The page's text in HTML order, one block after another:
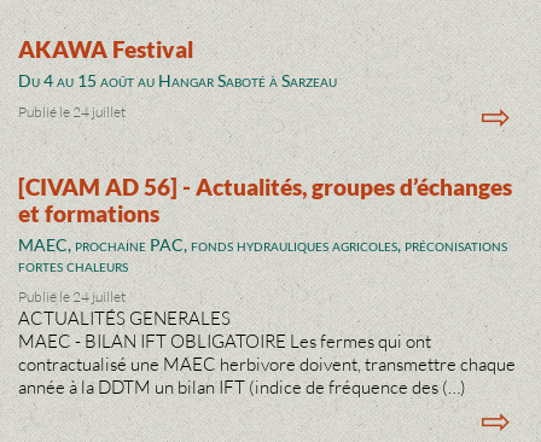
AKAWA Festival
Du 4 au 15 août au Hangar Saboté à Sarzeau
Publié le 24 juillet ⇨
[CIVAM AD 56] - Actualités, groupes d’échanges
et formations
MAEC, prochaine PAC, fonds hydrauliques agricoles, préconisations
fortes chaleurs
Publié le 24 juillet
ACTUALITÉS GENERALES
MAEC - BILAN IFT OBLIGATOIRE Les fermes qui ont
contractualisé une MAEC herbivore doivent, transmettre chaque
année à la DDTM un bilan IFT (indice de fréquence des (…)
⇨